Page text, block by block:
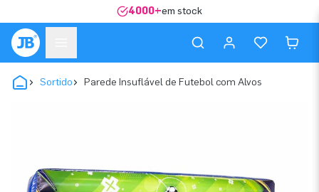
4000+em stock
Sortido Parede Insuflável de Futebol com Alvos